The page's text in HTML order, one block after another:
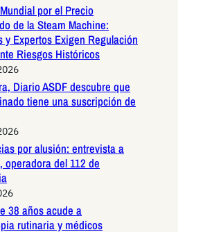
por el Precio
de la Steam Machine:
y Expertos Exigen Regulación
Riesgos Históricos
Diario ASDF descubre que
tiene una suscripción de
por alusión: entrevista a
operadora del 112 de
38 años acude a
rutinaria y médicos